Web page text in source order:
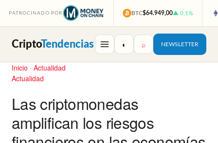
PATROCINADO POR BTC$64.949,00▲ 0,1%
CriptoTendencias ◐ ⌕ NEWSLETTER
Inicio · Actualidad
Actualidad
Las criptomonedas
amplifican los riesgos